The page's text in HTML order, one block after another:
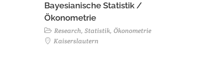
Bayesianische Statistik /
Ökonometrie
Research, Statistik, Ökonometrie
Kaiserslautern